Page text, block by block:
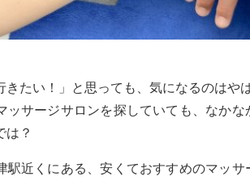
きたい！」と思っても、気になるのはや
ッサージサロンを探していても、なかな
は？
駅近くにある、安くておすすめのマッ